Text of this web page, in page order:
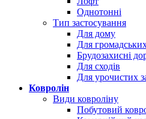
Однотонні
Тип застосування
Для дому
Для
Брудозахисні
Для сходів
Для урочистих
Ковролін
Види ковроліну
Побутовий